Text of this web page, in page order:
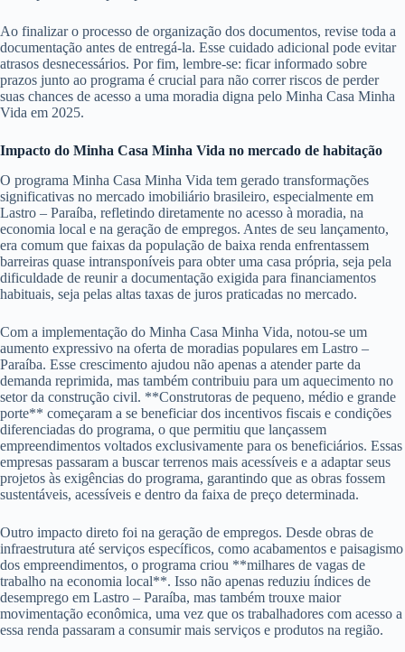
Ao finalizar o processo de organização dos documentos, revise toda a
documentação antes de entregá-la. Esse cuidado adicional pode evitar
atrasos desnecessários. Por fim, lembre-se: ficar informado sobre
prazos junto ao programa é crucial para não correr riscos de perder
suas chances de acesso a uma moradia digna pelo Minha Casa Minha
Vida em 2025.
Impacto do Minha Casa Minha Vida no mercado de habitação
O programa Minha Casa Minha Vida tem gerado transformações
significativas no mercado imobiliário brasileiro, especialmente em
Lastro – Paraíba, refletindo diretamente no acesso à moradia, na
economia local e na geração de empregos. Antes de seu lançamento,
era comum que faixas da população de baixa renda enfrentassem
barreiras quase intransponíveis para obter uma casa própria, seja pela
dificuldade de reunir a documentação exigida para financiamentos
habituais, seja pelas altas taxas de juros praticadas no mercado.
Com a implementação do Minha Casa Minha Vida, notou-se um
aumento expressivo na oferta de moradias populares em Lastro –
Paraíba. Esse crescimento ajudou não apenas a atender parte da
demanda reprimida, mas também contribuiu para um aquecimento no
setor da construção civil. **Construtoras de pequeno, médio e grande
porte** começaram a se beneficiar dos incentivos fiscais e condições
diferenciadas do programa, o que permitiu que lançassem
empreendimentos voltados exclusivamente para os beneficiários. Essas
empresas passaram a buscar terrenos mais acessíveis e a adaptar seus
projetos às exigências do programa, garantindo que as obras fossem
sustentáveis, acessíveis e dentro da faixa de preço determinada.
Outro impacto direto foi na geração de empregos. Desde obras de
infraestrutura até serviços específicos, como acabamentos e paisagismo
dos empreendimentos, o programa criou **milhares de vagas de
trabalho na economia local**. Isso não apenas reduziu índices de
desemprego em Lastro – Paraíba, mas também trouxe maior
movimentação econômica, uma vez que os trabalhadores com acesso a
essa renda passaram a consumir mais serviços e produtos na região.